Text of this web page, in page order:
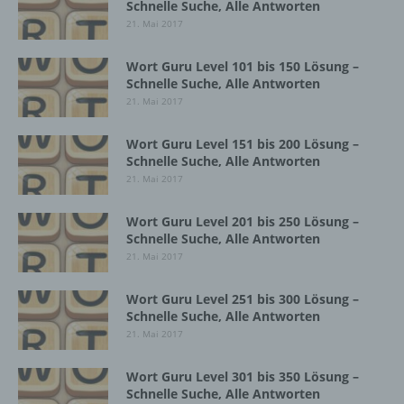
Schnelle Suche, Alle Antworten
21. Mai 2017
Wort Guru Level 101 bis 150 Lösung –
Schnelle Suche, Alle Antworten
21. Mai 2017
Wort Guru Level 151 bis 200 Lösung –
Schnelle Suche, Alle Antworten
21. Mai 2017
Wort Guru Level 201 bis 250 Lösung –
Schnelle Suche, Alle Antworten
21. Mai 2017
Wort Guru Level 251 bis 300 Lösung –
Schnelle Suche, Alle Antworten
21. Mai 2017
Wort Guru Level 301 bis 350 Lösung –
Schnelle Suche, Alle Antworten
Sind die Zwecke und Mittel dieser
Verarbeitung durch das Unionsrecht oder
das Recht der Mitgliedstaaten vorgegeben,
so kann der Verantwortliche
beziehungsweise können die bestimmten
Kriterien seiner Benennung nach dem
h) Auftragsverarbeiter
Auftragsverarbeiter ist eine natürliche oder
juristische Person, Behörde, Einrichtung
oder andere Stelle, die personenbezogene
Daten im Auftrag des Verantwortlichen
verarbeitet.
i) Empfänger